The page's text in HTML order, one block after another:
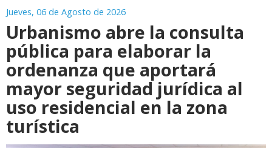
Jueves, 06 de Agosto de 2026
Urbanismo abre la consulta
pública para elaborar la
ordenanza que aportará
mayor seguridad jurídica al
uso residencial en la zona
turística